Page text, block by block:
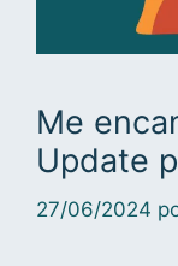
Me
Update
27/06/2024